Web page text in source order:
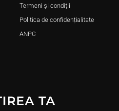
Termeni și condiții
Politica de confidențialitate
ANPC
TA